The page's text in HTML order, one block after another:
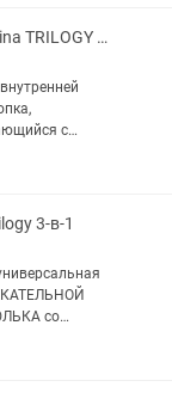
Коляска 3-в-1 Inglesina TRILOGY Италия
с
3-в-1